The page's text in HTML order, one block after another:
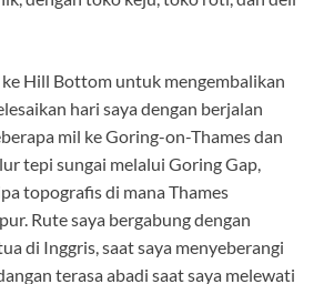
Hill Bottom untuk mengembalikan
hari saya dengan berjalan
mil ke Goring-on-Thames dan
tepi sungai melalui Goring Gap,
topografis di mana Thames
Rute saya bergabung dengan
di Inggris, saat saya menyeberangi
terasa abadi saat saya melewati